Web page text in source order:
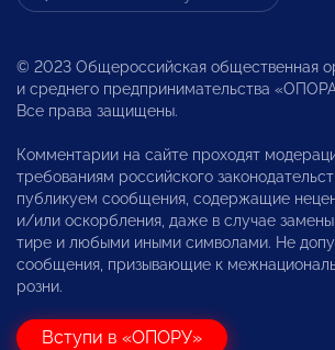
© 2023 Общероссийская общественная
и среднего предпринимательства
Все права защищены.
Комментарии на сайте проходят
требованиям российского
публикуем сообщения, содержащие
и/или оскорбления, даже в случае замены
тире и любыми иными символами. Не
сообщения, призывающие к
розни.
Вступи в «ОПОРУ»